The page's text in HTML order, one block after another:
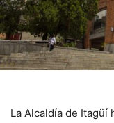
La Alcaldía de Itagüí